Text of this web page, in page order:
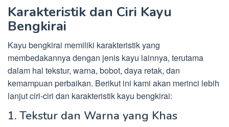
Karakteristik dan Ciri Kayu
Bengkirai
Kayu bengkirai memiliki karakteristik yang
membedakannya dengan jenis kayu lainnya, terutama
dalam hal tekstur, warna, bobot, daya retak, dan
kemampuan perbaikan. Berikut ini kami akan merinci lebih
lanjut ciri-ciri dan karakteristik kayu bengkirai:
1. Tekstur dan Warna yang Khas